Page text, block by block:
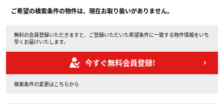
ご希望の検索条件の物件は、現在お取り扱いがありません。
無料の会員登録いただきますと、ご登録いただいた希望条件に一致する物件情報をいち
早くお届けいたします。
今すぐ無料会員登録!
検索条件の変更はこちらから